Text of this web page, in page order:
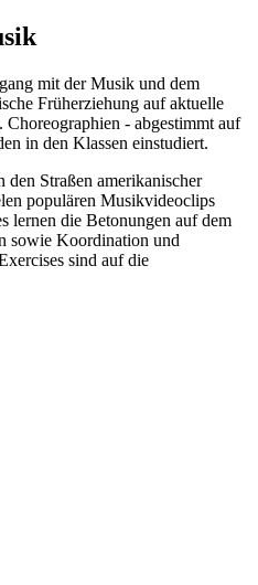
mit der Musik und dem
Früherziehung auf aktuelle
- abgestimmt auf
in den Klassen einstudiert.
Straßen amerikanischer
populären Musikvideoclips
lernen die Betonungen auf dem
sowie Koordination und
sind auf die